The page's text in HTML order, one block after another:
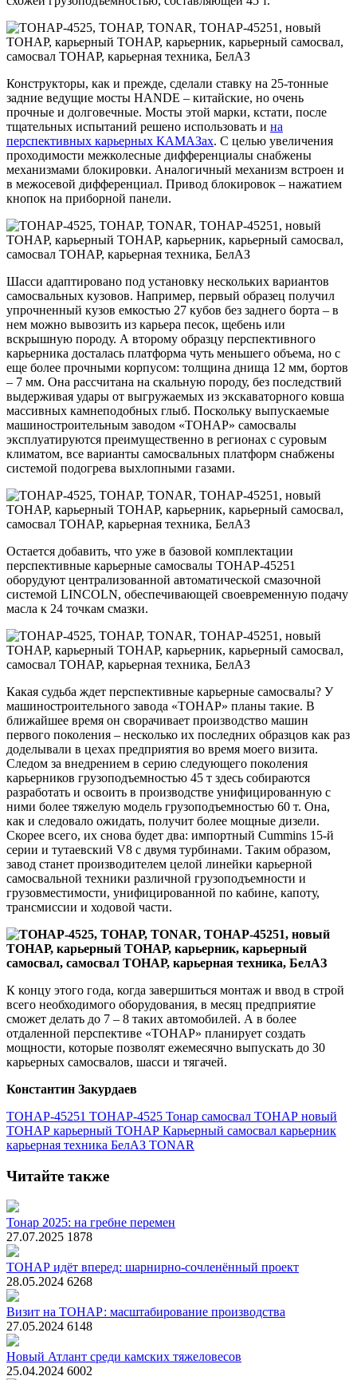
Конструкторы, как и прежде, сделали ставку на 25-тонные
задние ведущие мосты HANDE – китайские, но очень
прочные и долговечные. Мосты этой марки, кстати, после
тщательных испытаний решено использовать и на
перспективных карьерных КАМАЗах. С целью увеличения
проходимости межколесные дифференциалы снабжены
механизмами блокировки. Аналогичный механизм встроен и
в межосевой дифференциал. Привод блокировок – нажатием
кнопок на приборной панели.
Шасси адаптировано под установку нескольких вариантов
самосвальных кузовов. Например, первый образец получил
упрочненный кузов емкостью 27 кубов без заднего борта – в
нем можно вывозить из карьера песок, щебень или
вскрышную породу. А второму образцу перспективного
карьерника досталась платформа чуть меньшего объема, но с
еще более прочными корпусом: толщина днища 12 мм, бортов
– 7 мм. Она рассчитана на скальную породу, без последствий
выдерживая удары от выгружаемых из экскаваторного ковша
массивных камнеподобных глыб. Поскольку выпускаемые
машиностроительным заводом «ТОНАР» самосвалы
эксплуатируются преимущественно в регионах с суровым
климатом, все варианты самосвальных платформ снабжены
системой подогрева выхлопными газами.
Остается добавить, что уже в базовой комплектации
перспективные карьерные самосвалы ТОНАР-45251
оборудуют централизованной автоматической смазочной
системой LINCOLN, обеспечивающей своевременную подачу
масла к 24 точкам смазки.
Какая судьба ждет перспективные карьерные самосвалы? У
машиностроительного завода «ТОНАР» планы такие. В
ближайшее время он сворачивает производство машин
первого поколения – несколько их последних образцов как раз
доделывали в цехах предприятия во время моего визита.
Следом за внедрением в серию следующего поколения
карьерников грузоподъемностью 45 т здесь собираются
разработать и освоить в производстве унифицированную с
ними более тяжелую модель грузоподъемностью 60 т. Она,
как и следовало ожидать, получит более мощные дизели.
Скорее всего, их снова будет два: импортный Cummins 15-й
серии и тутаевский V8 с двумя турбинами. Таким образом,
завод станет производителем целой линейки карьерной
самосвальной техники различной грузоподъемности и
грузовместимости, унифицированной по кабине, капоту,
трансмиссии и ходовой части.
К концу этого года, когда завершиться монтаж и ввод в строй
всего необходимого оборудования, в месяц предприятие
сможет делать до 7 – 8 таких автомобилей. А в более
отдаленной перспективе «ТОНАР» планирует создать
мощности, которые позволят ежемесячно выпускать до 30
карьерных самосвалов, шасси и тягачей.
Константин Закурдаев
ТОНАР-45251 ТОНАР-4525 Тонар самосвал ТОНАР новый
ТОНАР карьерный ТОНАР Карьерный самосвал карьерник
карьерная техника БелАЗ TONAR
Читайте также
Тонар 2025: на гребне перемен
27.07.2025 1878
ТОНАР идёт вперед: шарнирно-сочленённый проект
28.05.2024 6268
Визит на ТОНАР: масштабирование производства
27.05.2024 6148
Новый Атлант среди камских тяжеловесов
25.04.2024 6002